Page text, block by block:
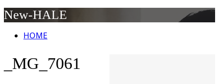
New-HALE
HOME
_MG_7061